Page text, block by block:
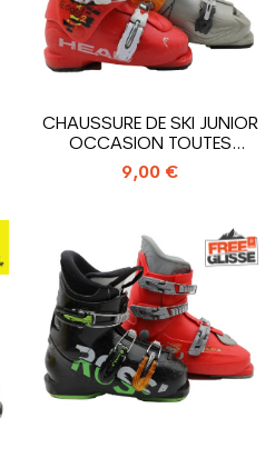
CHAUSSURE DE SKI JUNIOR
OCCASION TOUTES
MARQUES_2...
9,00 €